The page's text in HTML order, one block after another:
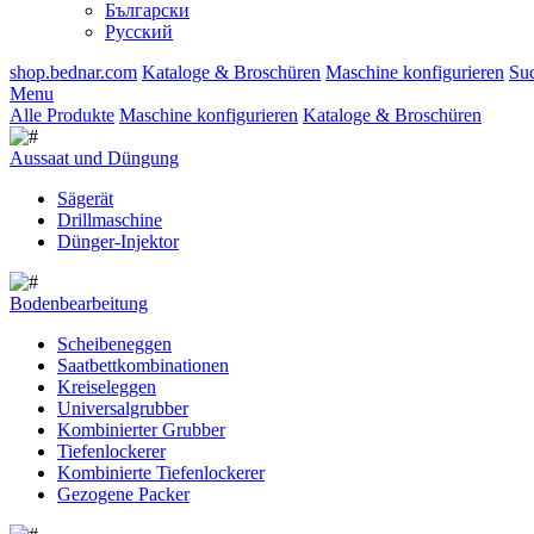
Български
Русский
shop.bednar.com Kataloge & Broschüren Maschine konfigurieren
Menu
Alle Produkte Maschine konfigurieren Kataloge & Broschüren
Aussaat und Düngung
Sägerät
Drillmaschine
Dünger-Injektor
Bodenbearbeitung
Scheibeneggen
Saatbettkombinationen
Kreiseleggen
Universalgrubber
Kombinierter Grubber
Tiefenlockerer
Kombinierte Tiefenlockerer
Gezogene Packer